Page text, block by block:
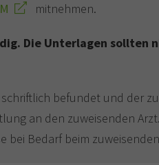
mitnehmen.
Die Unterlagen sollten
befundet und der
an den zuweisenden
Bedarf beim